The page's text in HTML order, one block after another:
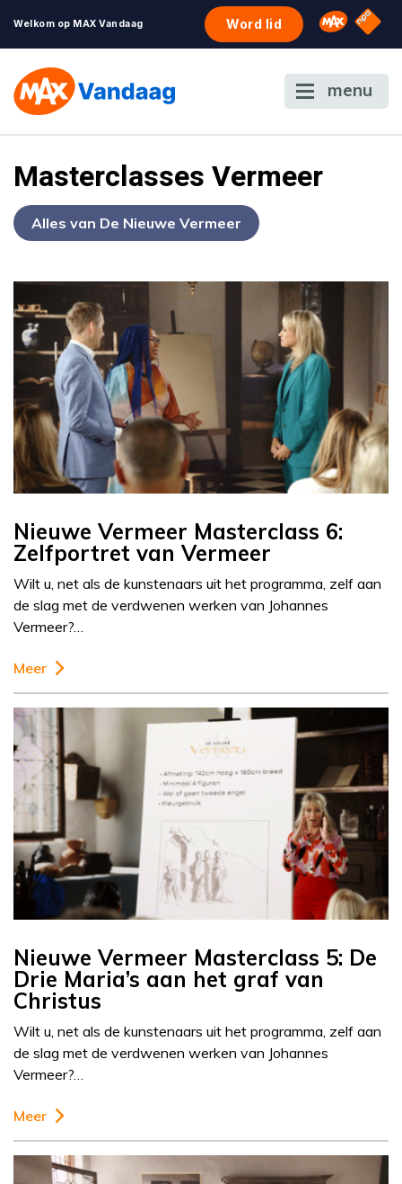
Welkom op MAX Vandaag Word lid Omroep
NPO
menu
Masterclasses Vermeer
Alles van De Nieuwe Vermeer
Nieuwe Vermeer Masterclass 6:
Zelfportret van Vermeer
Wilt u, net als de kunstenaars uit het programma, zelf aan
de slag met de verdwenen werken van Johannes
Vermeer?…
Meer
Nieuwe Vermeer Masterclass 5: De
Drie Maria’s aan het graf van
Christus
Wilt u, net als de kunstenaars uit het programma, zelf aan
de slag met de verdwenen werken van Johannes
Vermeer?…
Meer